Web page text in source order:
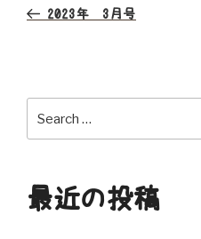
稿
ビ
ゲ
シ
Post2023年 3月号
最近の投稿